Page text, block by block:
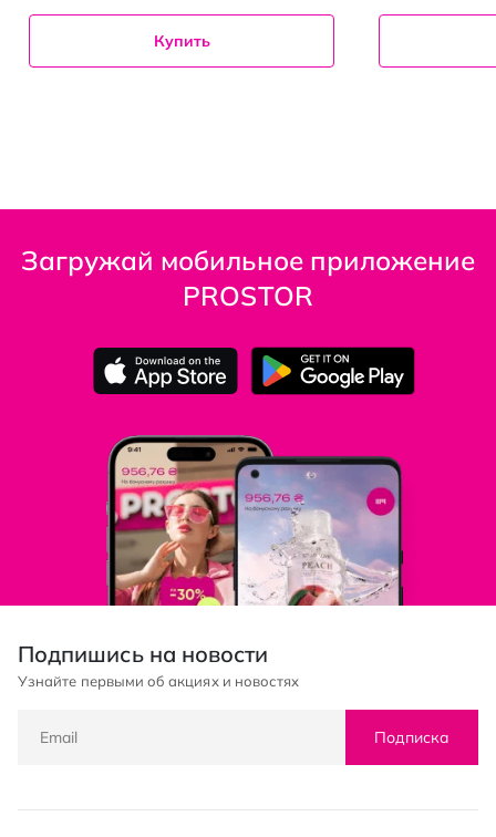
Купить
Загружай мобильное приложение
PROSTOR
Подпишись на новости
Узнайте первыми об акциях и новостях
Подписка